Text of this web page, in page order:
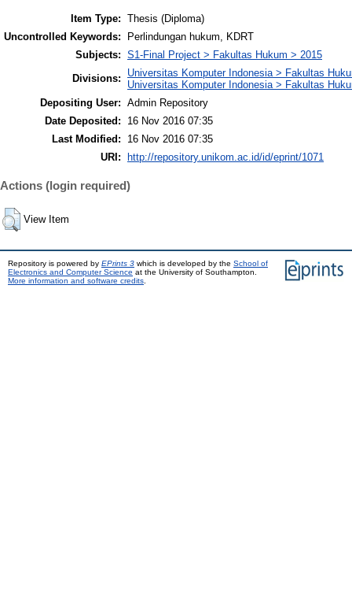
Item Type: Thesis (Diploma)
Uncontrolled Keywords:
Perlindungan hukum, KDRT
Subjects: S1-Final Project > Fakultas Hukum > 2015
Divisions:
Universitas Komputer Indonesia > Fakultas
Universitas Komputer Indonesia > Fakultas
Depositing User: Admin Repository
Date Deposited:
16 Nov 2016 07:35
Last Modified:
16 Nov 2016 07:35
URI:
http://repository.unikom.ac.id/id/eprint/1071
Actions (login required)
View Item
Repository is powered by EPrints 3 which is developed by the School of
Electronics and Computer Science at the University of Southampton.
More information and software credits